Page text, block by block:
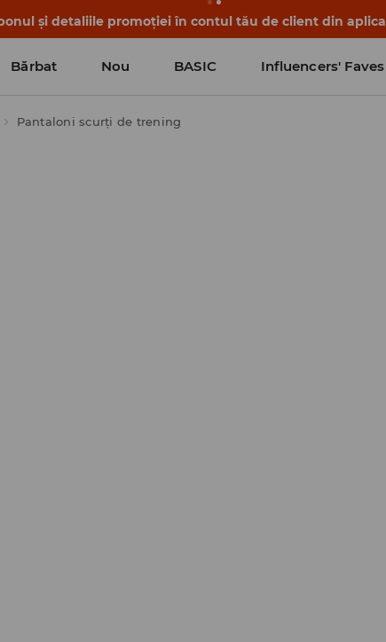
și detaliile promoției în contul tău de client din
Bărbat Nou BASIC Influencers' Faves
Pantaloni scurți de trening